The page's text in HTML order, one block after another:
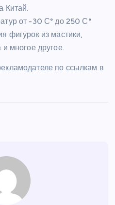
Китай.
от -30 С° до 250 С°
фигурок из мастики,
многое другое.
по ссылкам в